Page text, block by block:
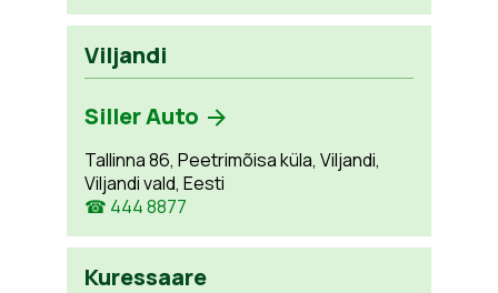
Viljandi
Siller Auto
Tallinna 86, Peetrimõisa küla, Viljandi,
Viljandi vald, Eesti
☎ 444 8877
Kuressaare